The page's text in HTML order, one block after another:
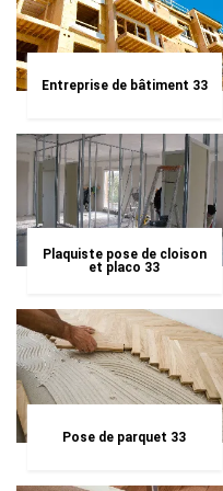
Entreprise de bâtiment 33
Plaquiste pose de cloison
et placo 33
Pose de parquet 33